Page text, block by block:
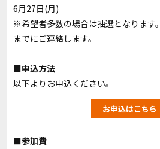
6月27日(月)
※希望者多数の場合は抽選となります
までにご連絡します。
■申込方法
以下よりお申込ください。
お申込はこちら
■参加費